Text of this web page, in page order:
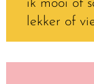
ik mooi of
lekker of